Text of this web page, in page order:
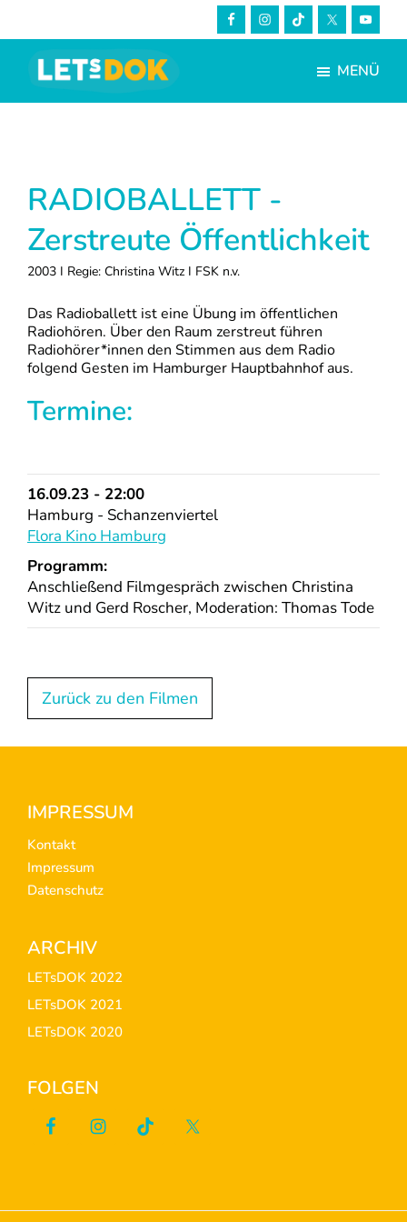
to
content
Fußzeile
springen
LETsDOK
Bundesweite
MENÜ
RADIOBALLETT -
Zerstreute Öffentlichkeit
2003 I Regie: Christina Witz I FSK n.v.
Das Radioballett ist eine Übung im öffentlichen
Radiohören. Über den Raum zerstreut führen
Radiohörer*innen den Stimmen aus dem Radio
folgend Gesten im Hamburger Hauptbahnhof aus.
Termine:
16.09.23 - 22:00
Hamburg - Schanzenviertel
Flora Kino Hamburg
Programm:
Anschließend Filmgespräch zwischen Christina
Witz und Gerd Roscher, Moderation: Thomas Tode
Zurück zu den Filmen
Footer
IMPRESSUM
Kontakt
Impressum
Datenschutz
ARCHIV
LETsDOK 2022
LETsDOK 2021
LETsDOK 2020
FOLGEN